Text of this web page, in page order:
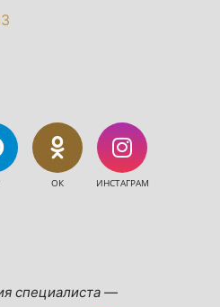
ОК ИНСТАГРАМ
специалиста —